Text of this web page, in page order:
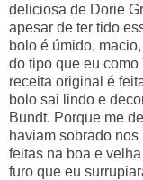
deliciosa de Dorie
apesar de ter tido
bolo é úmido,
do tipo que eu
receita original é
bolo sai lindo e
Bundt. Porque me
haviam sobrado
feitas na boa e
furo que eu